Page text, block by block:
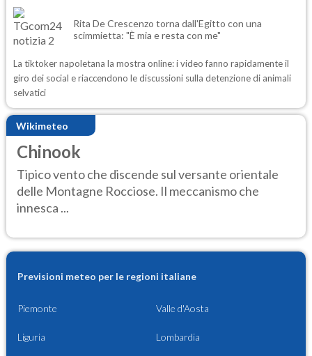
Rita De Crescenzo torna dall'Egitto con una
scimmietta: "È mia e resta con me"
La tiktoker napoletana la mostra online: i video fanno rapidamente il
giro dei social e riaccendono le discussioni sulla detenzione di animali
selvatici
Wikimeteo
Chinook
Tipico vento che discende sul versante orientale
delle Montagne Rocciose. Il meccanismo che
innesca ...
Previsioni meteo per le regioni italiane
Piemonte Valle d'Aosta
Liguria Lombardia